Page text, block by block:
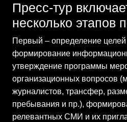
Пресс-тур
несколько этапов
Первый – определение целей
формирование
утверждение программы
организационных вопросов
журналистов, трансфер,
пребывания и пр.),
релевантных СМИ и их